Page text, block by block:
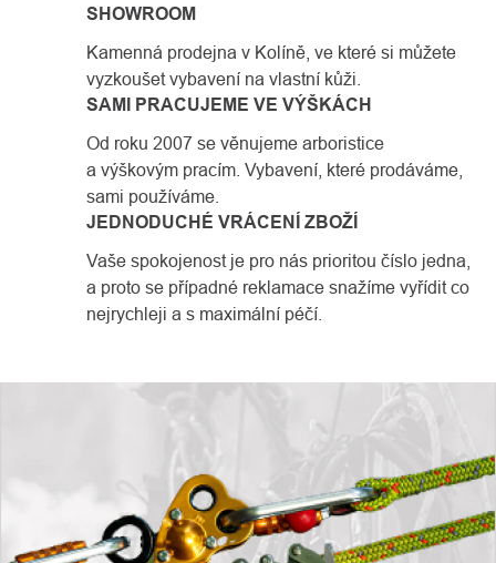
SHOWROOM
Kamenná prodejna v Kolíně, ve které si můžete
vyzkoušet vybavení na vlastní kůži.
SAMI PRACUJEME VE VÝŠKÁCH
Od roku 2007 se věnujeme arboristice
a výškovým pracím. Vybavení, které prodáváme,
sami používáme.
JEDNODUCHÉ VRÁCENÍ ZBOŽÍ
Vaše spokojenost je pro nás prioritou číslo jedna,
a proto se případné reklamace snažíme vyřídit co
nejrychleji a s maximální péčí.